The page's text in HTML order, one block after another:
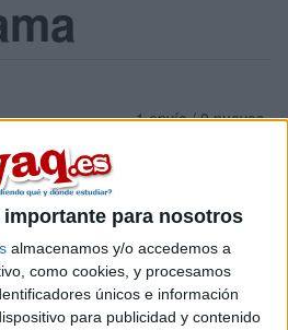
para nosotros
almacenamos y/o accedemos a
como cookies, y procesamos
únicos e información
para publicidad y contenido
1 envío / 0 nuevos
cual es la forma más rápida
al campus de Fuenlabrada